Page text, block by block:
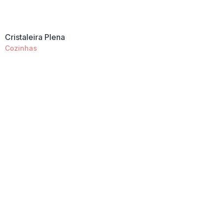
Cristaleira Plena
Cozinhas